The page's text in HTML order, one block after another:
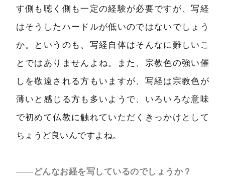
す側も聴く側も一定の経験が必要ですが、写経
はそうしたハードルが低いのではないでしょう
か。というのも、写経自体はそんなに難しいこ
とではありませんよね。また、宗教色の強い催
しを敬遠される方もいますが、写経は宗教色が
薄いと感じる方も多いようで、いろいろな意味
で初めて仏教に触れていただくきっかけとして
ちょうど良いんですよね。
――どんなお経を写しているのでしょうか？